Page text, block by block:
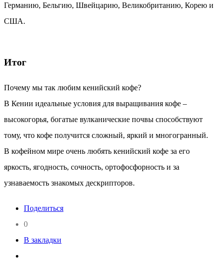
Германию, Бельгию, Швейцарию, Великобританию, Корею и
США.
Итог
Почему мы так любим кенийский кофе?
В Кении идеальные условия для выращивания кофе –
высокогорья, богатые вулканические почвы способствуют
тому, что кофе получится сложный, яркий и многогранный.
В кофейном мире очень любять кенийский кофе за его
яркость, ягодность, сочность, ортофосфорность и за
узнаваемость знакомых дескрипторов.
Поделиться
0
В закладки